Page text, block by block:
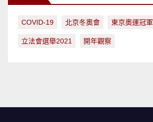
COVID-19 北京冬奧會 東京奧運冠軍
立法會選舉2021 開年觀察